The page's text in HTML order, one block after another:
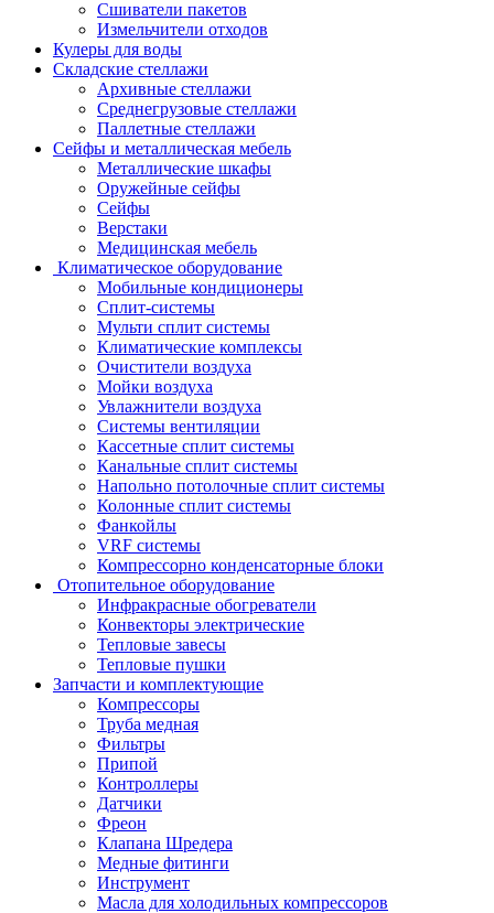
Сшиватели пакетов
Измельчители отходов
Кулеры для воды
Складские стеллажи
Архивные стеллажи
Среднегрузовые стеллажи
Паллетные стеллажи
Сейфы и металлическая мебель
Металлические шкафы
Оружейные сейфы
Сейфы
Верстаки
Медицинская мебель
Климатическое оборудование
Мобильные кондиционеры
Сплит-системы
Мульти сплит системы
Климатические комплексы
Очистители воздуха
Мойки воздуха
Увлажнители воздуха
Системы вентиляции
Кассетные сплит системы
Канальные сплит системы
Напольно потолочные сплит системы
Колонные сплит системы
Фанкойлы
VRF системы
Компрессорно конденсаторные блоки
Отопительное оборудование
Инфракрасные обогреватели
Конвекторы электрические
Тепловые завесы
Тепловые пушки
Запчасти и комплектующие
Компрессоры
Труба медная
Фильтры
Припой
Контроллеры
Датчики
Фреон
Клапана Шредера
Медные фитинги
Инструмент
Масла для холодильных компрессоров